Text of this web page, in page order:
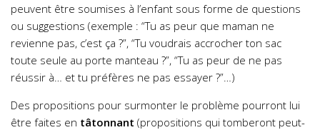
peuvent être soumises à l’enfant sous forme de questions
ou suggestions (exemple : “Tu as peur que maman ne
revienne pas, c’est ça ?”, “Tu voudrais accrocher ton sac
toute seule au porte manteau ?”, “Tu as peur de ne pas
réussir à… et tu préfères ne pas essayer ?”…)
Des propositions pour surmonter le problème pourront lui
être faites en tâtonnant (propositions qui tomberont peut-